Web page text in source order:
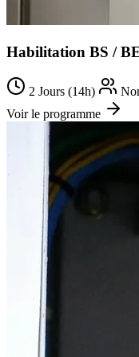
Habilitation BS /
2 Jours (14h)
Voir le programme